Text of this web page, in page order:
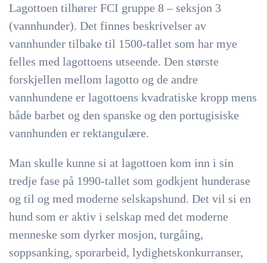
Lagottoen tilhører FCI gruppe 8 – seksjon 3
(vannhunder). Det finnes beskrivelser av
vannhunder tilbake til 1500-tallet som har mye
felles med lagottoens utseende. Den største
forskjellen mellom lagotto og de andre
vannhundene er lagottoens kvadratiske kropp mens
både barbet og den spanske og den portugisiske
vannhunden er rektangulære.
Man skulle kunne si at lagottoen kom inn i sin
tredje fase på 1990-tallet som godkjent hunderase
og til og med moderne selskapshund. Det vil si en
hund som er aktiv i selskap med det moderne
menneske som dyrker mosjon, turgåing,
soppsanking, sporarbeid, lydighetskonkurranser,